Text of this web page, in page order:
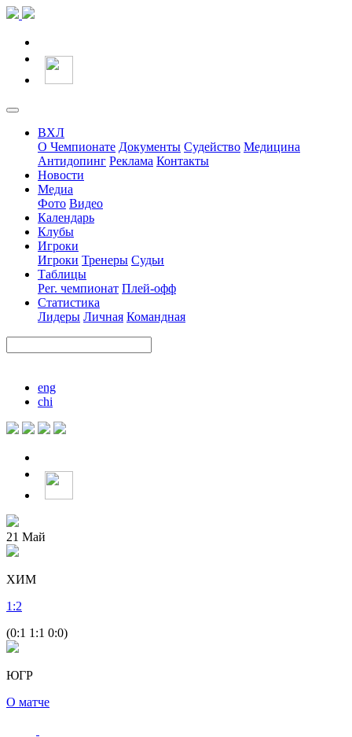
ВХЛ
О Чемпионате Документы Судейство Медицина
Антидопинг Реклама Контакты
Новости
Медиа
Фото Видео
Календарь
Клубы
Игроки
Игроки Тренеры Судьи
Таблицы
Рег. чемпионат Плей-офф
Статистика
Лидеры Личная Командная
eng
chi
21 Май
ХИМ
1 :2
(0:1 1:1 0:0)
ЮГР
О матче